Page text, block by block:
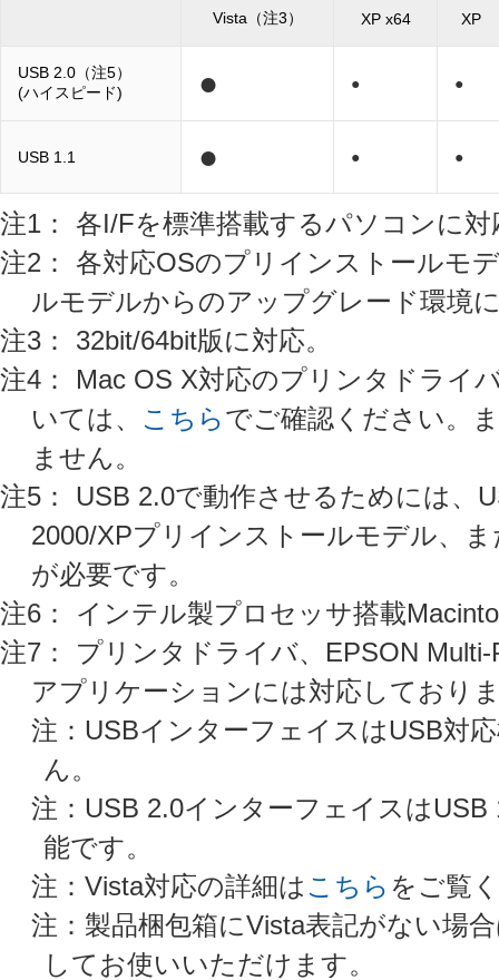
Vista（注3） XP x64 XP
USB 2.0（注5）
(ハイスピード)
● ● ●
USB 1.1 ● ● ●
注1： 各I/Fを標準搭載するパソコンに
注2： 各対応OSのプリインストールモ
ルモデルからのアップグレード環境
注3： 32bit/64bit版に対応。
注4： Mac OS X対応のプリンタドライ
いては、 こちらでご確認ください。
ません。
注5： USB 2.0で動作させるためには、
2000/XPプリインストールモデル、
が必要です。
注6： インテル製プロセッサ搭載
注7： プリンタドライバ、EPSON
アプリケーションには対応しており
注：USBインターフェイスはUSB対
ん。
注：USB 2.0インターフェイスは
能です。
注：Vista対応の詳細はこちら をご覧
注：製品梱包箱にVista表記がない場
してお使いいただけます。